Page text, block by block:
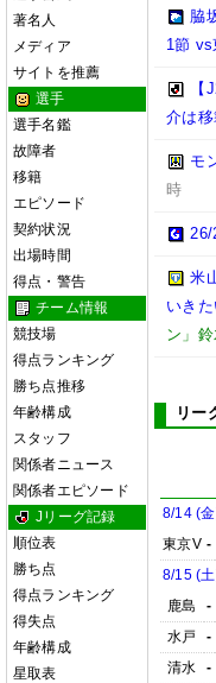
著名人
メディア
サイトを推薦
選手
選手名鑑
故障者
移籍
エピソード
契約状況
出場時間
得点・警告
チーム情報
競技場
得点ランキング
勝ち点推移
年齢構成
スタッフ
関係者ニュース
関係者エピソード
Jリーグ記録
順位表
勝ち点
得点ランキング
得失点
年齢構成
星取表
脇
1節 vs
介は
モ
時
26/
米
いき
ン」
リー
8/14 (
東京V -
8/15 (
鹿島
-
水戸
-
清水
-